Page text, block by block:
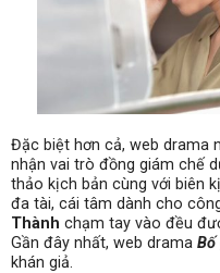
Đặc biệt hơn cả, web drama
nhận vai trò đồng giám chế
thảo kịch bản cùng với biên
đa tài, cái tâm dành cho
Thành chạm tay vào đều
Gần đây nhất, web drama Bố
khán giả.